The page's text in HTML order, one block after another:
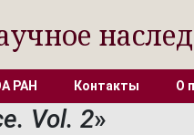
РАН Контакты О
Vol. 2»